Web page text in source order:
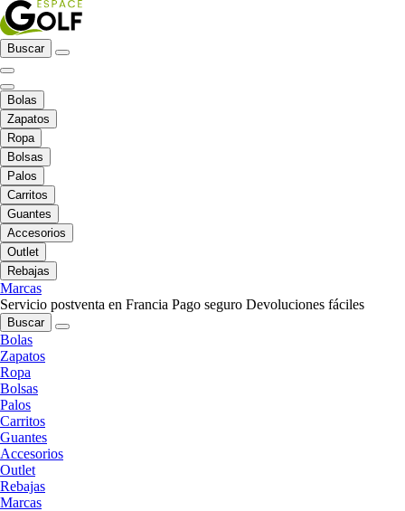
Buscar
Bolas
Zapatos
Ropa
Bolsas
Palos
Carritos
Guantes
Accesorios
Outlet
Rebajas
Marcas
Servicio postventa en Francia Pago seguro Devoluciones fáciles
Buscar
Bolas
Zapatos
Ropa
Bolsas
Palos
Carritos
Guantes
Accesorios
Outlet
Rebajas
Marcas